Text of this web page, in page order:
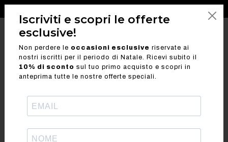
search
Spedizione e Resi
Il costo della spedizione è di:
- Spedizioni minore di 100€ per Italia = 6 euro
Iscriviti e scopri le offerte
esclusive!
Non perdere le occasioni esclusive riservate ai
nostri iscritti per il periodo di Natale. Ricevi subito il
10% di sconto sul tuo primo acquisto e scopri in
anteprima tutte le nostre offerte speciali.